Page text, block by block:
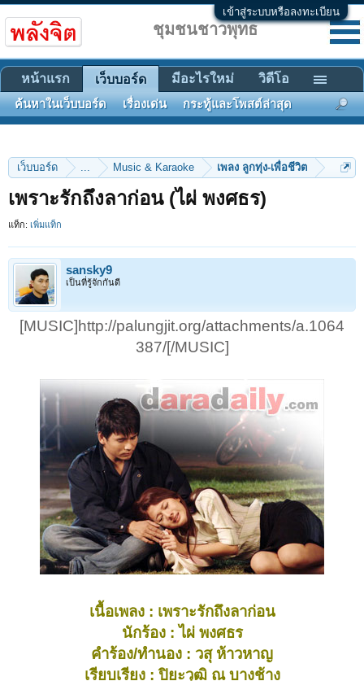
เข้าสู่ระบบหรือลงทะเบียน
เว็บบอร์ด ... Music & Karaoke เพลง ลูกทุ่ง-เพื่อชีวิต
เพราะรักถึงลาก่อน (ไผ่ พงศธร)
แท็ก: เพิ่มแท็ก
sansky9
เป็นที่รู้จักกันดี
[MUSIC]http://palungjit.org/attachments/a.1064
387/[/MUSIC]​
เนื้อเพลง : เพราะรักถึงลาก่อน
นักร้อง : ไผ่ พงศธร
คำร้อง/ทำนอง : วสุ ห้าวหาญ
เรียบเรียง : ปิยะวุฒิ ณ บางช้าง
ชุมชนชาวพุทธ
หน้าแรก เว็บบอร์ด
ค้นหาในเว็บบอร์ด เรื่องเด่น กระทู้และโพสต์ล่าสุด
มีอะไรใหม่ วิดีโอ